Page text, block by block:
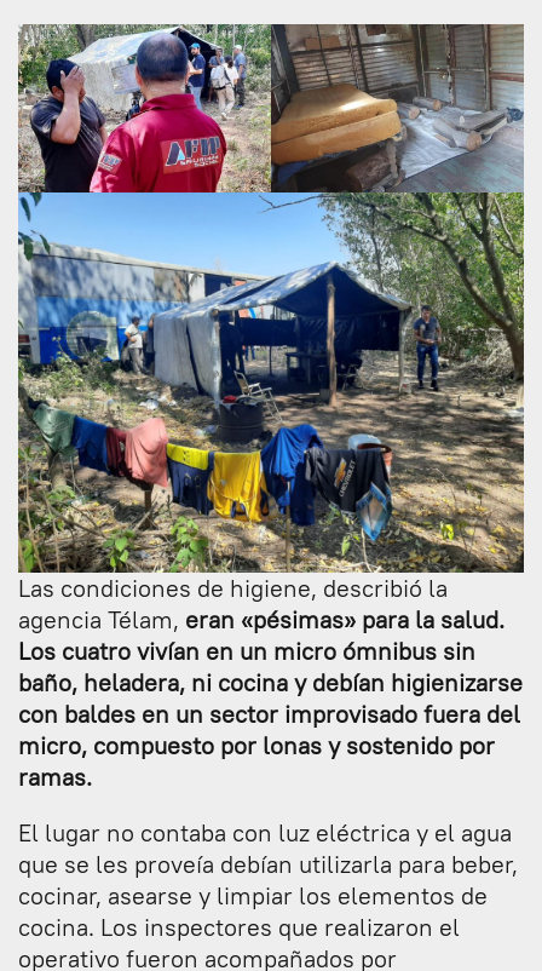
Las condiciones de higiene, describió la
agencia Télam, eran «pésimas» para la salud.
Los cuatro vivían en un micro ómnibus sin
baño, heladera, ni cocina y debían higienizarse
con baldes en un sector improvisado fuera del
micro, compuesto por lonas y sostenido por
ramas.
El lugar no contaba con luz eléctrica y el agua
que se les proveía debían utilizarla para beber,
cocinar, asearse y limpiar los elementos de
cocina. Los inspectores que realizaron el
operativo fueron acompañados por